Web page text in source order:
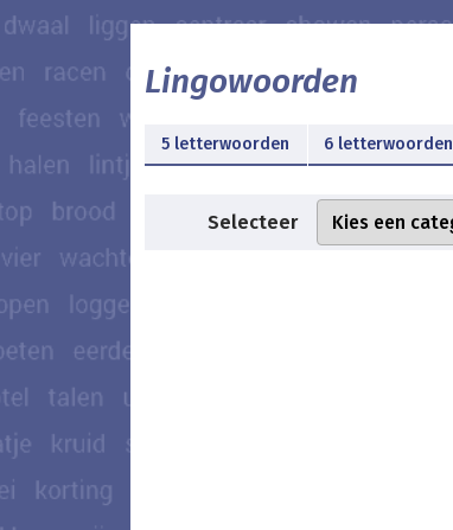
Lingowoorden
5 letterwoorden 6 letterwoorden
Selecteer